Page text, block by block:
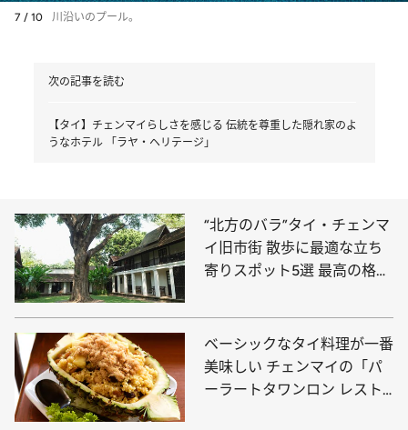
7 / 10 川沿いのプール。
次の記事を読む
【タイ】チェンマイらしさを感じる 伝統を尊重した隠れ家のよ
うなホテル 「ラヤ・ヘリテージ」
“北方のバラ”タイ・チェンマ
イ旧市街 散歩に最適な立ち
寄りスポット5選 最高の格式
ベーシックなタイ料理が一番
美味しい チェンマイの「パ
ーラートタワンロン レスト